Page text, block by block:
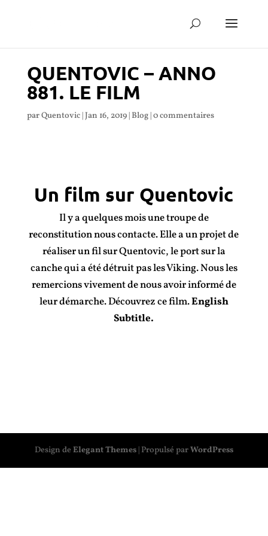
QUENTOVIC – ANNO
881. LE FILM
parQuentovic|Jan 16, 2019|Blog|0 commentaires
Un film sur Quentovic
Il y a quelques mois une troupe de
reconstitution nous contacte. Elle a un projet de
réaliser un fil sur Quentovic, le port sur la
canche qui a été détruit pas les Viking. Nous les
remercions vivement de nous avoir informé de
leur démarche. Découvrez ce film.English
Subtitle.
Design de Elegant Themes| Propulsé parWordPress